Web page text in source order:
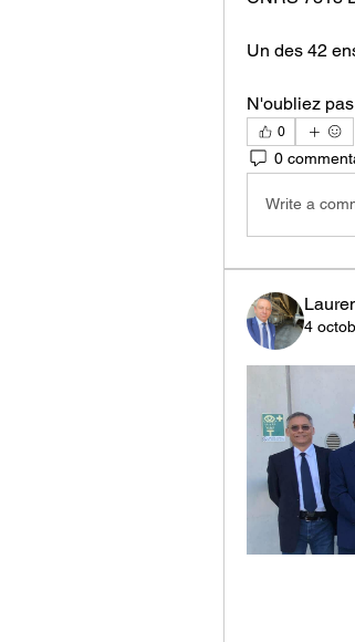
Un des 42
N'oubliez
0
0
Write a
4